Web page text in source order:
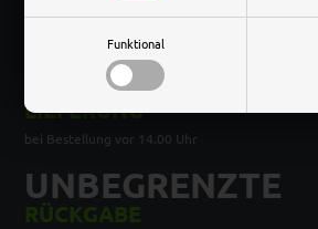
Funktional
SCHNELLE
LIEFERUNG
bei Bestellung vor 14.00 Uhr
UNBEGRENZTE
RÜCKGABE